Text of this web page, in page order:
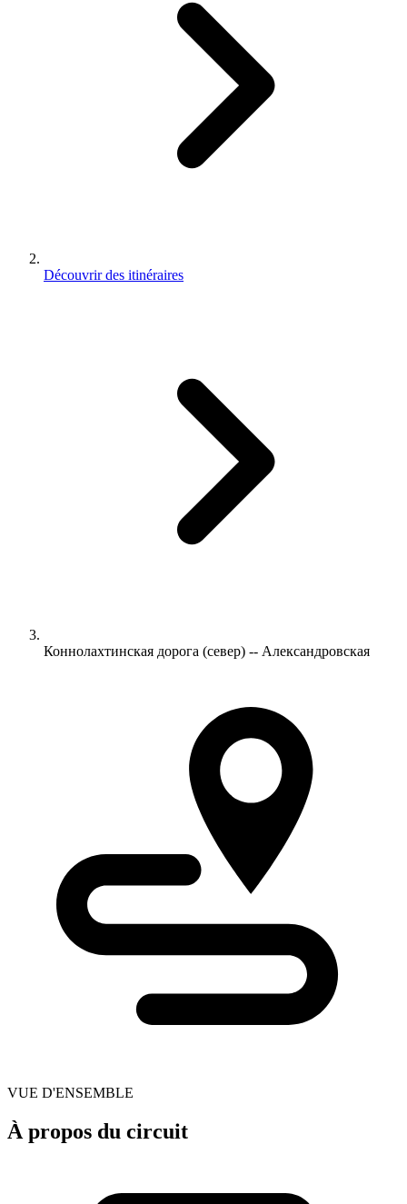
Découvrir des itinéraires
Коннолахтинская дорога (север) -- Александровская
VUE D'ENSEMBLE
À propos du circuit